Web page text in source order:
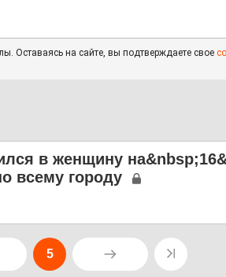
Оставаясь на сайте, вы подтверждаете свое
в женщину
всему городу
5